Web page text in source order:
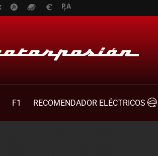
F1
RECOMENDADOR ELÉCTRICOS